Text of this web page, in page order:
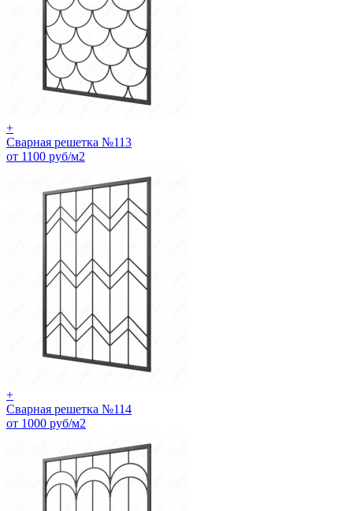
+
Сварная решетка №113
от 1100 руб/м2
+
Сварная решетка №114
от 1000 руб/м2